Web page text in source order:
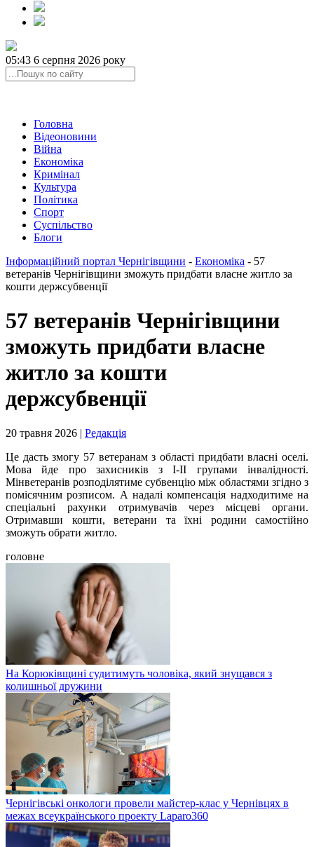
05:43 6 серпня 2026 року
Головна
Відеоновини
Війна
Економіка
Кримінал
Культура
Політика
Спорт
Суспільство
Блоги
Інформаційний портал Чернігівщини - Економіка - 57
ветеранів Чернігівщини зможуть придбати власне житло за
кошти держсубвенції
57 ветеранів Чернігівщини
зможуть придбати власне
житло за кошти
держсубвенції
20 травня 2026 | Редакція
Це дасть змогу 57 ветеранам з області придбати власні оселі.
Мова йде про захисників з І-ІІ групами інвалідності.
Мінветеранів розподілятиме субвенцію між областями згідно з
помісячним розписом. А надалі компенсація надходитиме на
спеціальні рахунки отримувачів через місцеві органи.
Отримавши кошти, ветерани та їхні родини самостійно
зможуть обрати житло.
головне
На Корюківщині судитимуть чоловіка, який знущався з
колишньої дружини
Чернігівські онкологи провели майстер-клас у Чернівцях в
межах всеукраїнського проекту Laparo360